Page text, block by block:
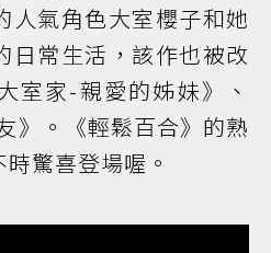
人氣角色大室櫻子和她
日常生活，該作也被改
室家-親愛的姊妹》、
》。《輕鬆百合》的熟
驚喜登場喔。